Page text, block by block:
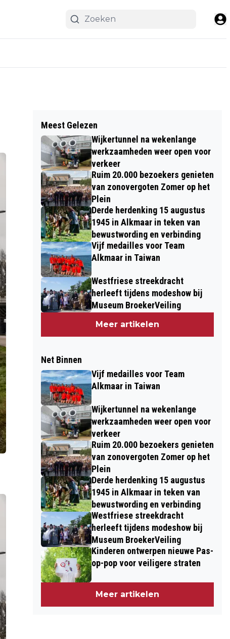
Meest Gelezen
Wijkertunnel na wekenlange
werkzaamheden weer open voor
verkeer
Ruim 20.000 bezoekers genieten
van zonovergoten Zomer op het
Plein
Derde herdenking 15 augustus
1945 in Alkmaar in teken van
bewustwording en verbinding
Vijf medailles voor Team
Alkmaar in Taiwan
Westfriese streekdracht
herleeft tijdens modeshow bij
Museum BroekerVeiling
Meer artikelen
Net Binnen
Vijf medailles voor Team
Alkmaar in Taiwan
Wijkertunnel na wekenlange
werkzaamheden weer open voor
verkeer
Ruim 20.000 bezoekers genieten
van zonovergoten Zomer op het
Plein
Derde herdenking 15 augustus
1945 in Alkmaar in teken van
bewustwording en verbinding
Westfriese streekdracht
herleeft tijdens modeshow bij
Museum BroekerVeiling
Kinderen ontwerpen nieuwe Pas-
op-pop voor veiligere straten
Meer artikelen